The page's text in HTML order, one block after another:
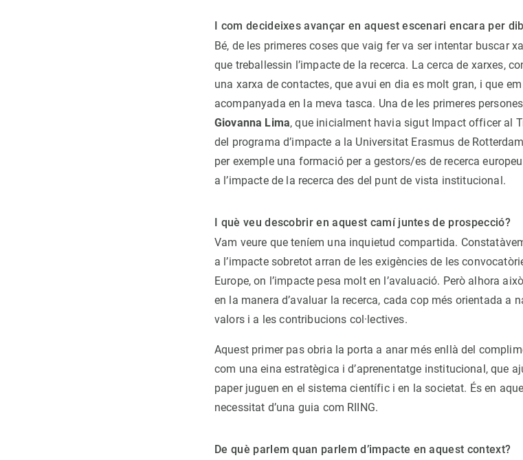
I com decideixes avançar en aquest escenari encara per
Bé, de les primeres coses que vaig fer va ser intentar buscar
que treballessin l’impacte de la recerca. La cerca de xarxes,
una xarxa de contactes, que avui en dia es molt gran, i que
acompanyada en la meva tasca. Una de les primeres
Giovanna Lima, que inicialment havia sigut Impact officer al
del programa d’impacte a la Universitat Erasmus de
per exemple una formació per a gestors/es de recerca
a l’impacte de la recerca des del punt de vista institucional.
I què veu descobrir en aquest camí juntes de prospecció?
Vam veure que teníem una inquietud compartida.
a l’impacte sobretot arran de les exigències de les
Europe, on l’impacte pesa molt en l’avaluació. Però alhora
en la manera d’avaluar la recerca, cada cop més orientada a
valors i a les contribucions col·lectives.
Aquest primer pas obria la porta a anar més enllà del
com una eina estratègica i d’aprenentatge institucional, que
paper juguen en el sistema científic i en la societat. És en
necessitat d’una guia com RIING.
De què parlem quan parlem d’impacte en aquest context?